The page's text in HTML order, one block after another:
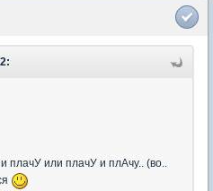
плачУ или плачУ и плАчу.. (во..